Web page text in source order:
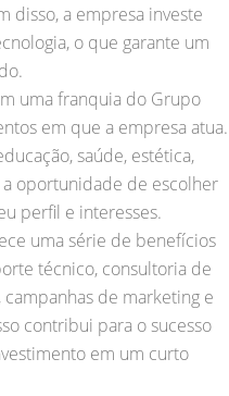
disso, a empresa investe
o que garante um
uma franquia do Grupo
em que a empresa atua.
saúde, estética,
oportunidade de escolher
perfil e interesses.
uma série de benefícios
técnico, consultoria de
de marketing e
contribui para o sucesso
em um curto